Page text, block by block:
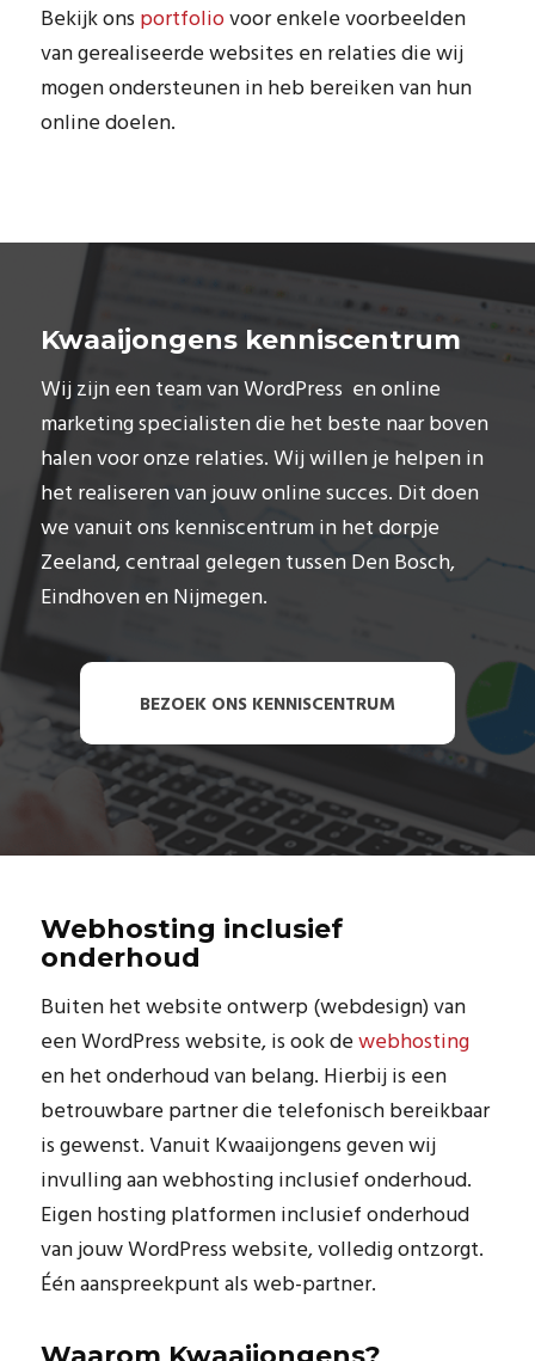
Bekijk ons portfoliovoor enkele voorbeelden
van gerealiseerde websites en relaties die wij
mogen ondersteunen in heb bereiken van hun
online doelen.
Kwaaijongens kenniscentrum
Wij zijn een team van WordPress en online
marketing specialisten die het beste naar boven
halen voor onze relaties. Wij willen je helpen in
het realiseren van jouw online succes. Dit doen
we vanuit ons kenniscentrum in het dorpje
Zeeland, centraal gelegen tussen Den Bosch,
Eindhoven en Nijmegen.
BEZOEK ONS KENNISCENTRUM
Webhosting inclusief
onderhoud
Buiten het website ontwerp (webdesign) van
een WordPress website, is ook dewebhosting
en het onderhoud van belang. Hierbij is een
betrouwbare partner die telefonisch bereikbaar
is gewenst. Vanuit Kwaaijongens geven wij
invulling aan webhosting inclusief onderhoud.
Eigen hosting platformen inclusief onderhoud
van jouw WordPress website, volledig ontzorgt.
Één aanspreekpunt als web-partner.